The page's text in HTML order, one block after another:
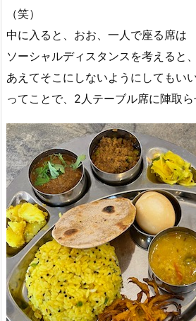
（笑）
中に入ると、おお、一人で座る席は
ソーシャルディスタンスを考えると、
あえてそこにしないようにしてもいい
ってことで、2人テーブル席に陣取